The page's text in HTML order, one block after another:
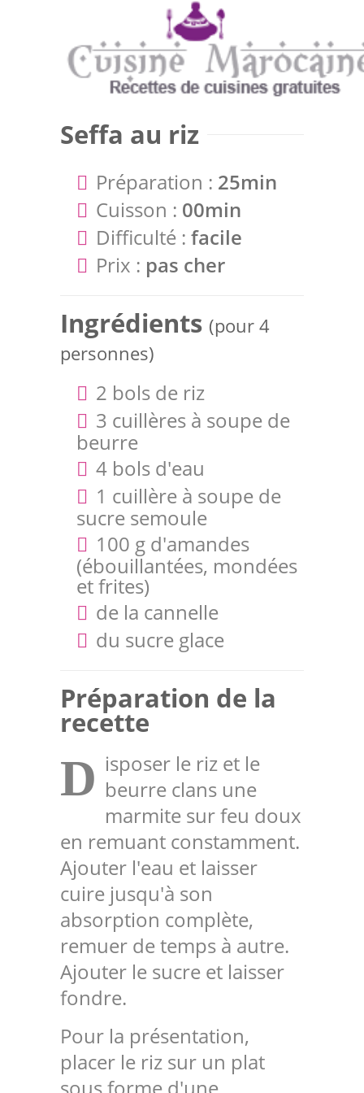
Seffa au riz
Préparation : 25min
Cuisson : 00min
Difficulté : facile
Prix : pas cher
Ingrédients (pour 4
personnes)
2 bols de riz
3 cuillères à soupe de
beurre
4 bols d'eau
1 cuillère à soupe de
sucre semoule
100 g d'amandes
(ébouillantées, mondées
et frites)
de la cannelle
du sucre glace
Préparation de la
recette
D isposer le riz et le
beurre clans une
marmite sur feu doux
en remuant constamment.
Ajouter l'eau et laisser
cuire jusqu'à son
absorption complète,
remuer de temps à autre.
Ajouter le sucre et laisser
fondre.
Pour la présentation,
placer le riz sur un plat